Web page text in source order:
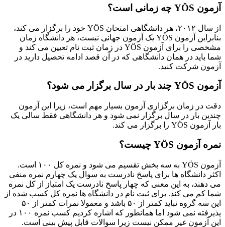
آزمون چه زمانی است؟
از سال ۲۰۱۲، هر دانشگاهی امتحان YÖS خود را برگزار می کند،
بنابراین آزمون YÖS یک آزمون جهانی نیست، هر دانشگاه زمان
مشخصی را برای آزمون YÖS در زمان ثبت نام تعیین می کند و
شما باید در همان دانشگاهی که در آن قصد ادامه تحصیل دارید در
آزمون شرکت کنید.
آزمون چند بار در سال برگزار می شود؟
دقت در زمان برگزاری آزمون بسیار مهم است، زیرا این آزمون
چندین بار در سال برگزار نمی شود و هر دانشگاهی فقط سالی یک
بار آزمون YÖS را برگزار می کند.
نمره آزمون چیست؟
آزمون YÖS به سه بخش تقسیم می شود و نمره کل ۱۰۰ است.
اکثر دانشگاه ها برای پاسخ نادرست به سوال یک چهارم نمره منفی
می دهند، به این معنی که چهار پاسخ نادرست یک امتیاز از کل نمره
شما کم می کند. برای ثبت نام در دانشگاه ها نمره کل کسب شده از
این سه گروه نباید کمتر از ۵۰ باشد و معمولا نمرات کمتر از ۵۰
پذیرفته نمی شود اما همانطور که اشاره کردیم کسب نمره ۱۰۰ در
این آزمون غیر ممکن نیست زیرا سوالات قابل پیش بینی است.